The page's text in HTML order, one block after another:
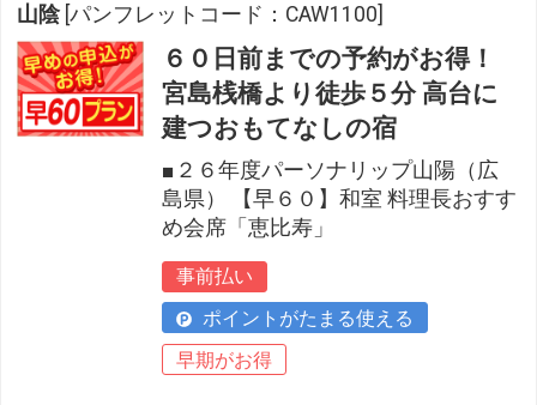
山陰 [パンフレットコード：CAW1100]
６０日前までの予約がお得！
宮島桟橋より徒歩５分 高台に
建つおもてなしの宿
■２６年度パーソナリップ山陽（広
島県） 【早６０】和室 料理長おすす
め会席「恵比寿」
事前払い
ポイントがたまる使える
早期がお得